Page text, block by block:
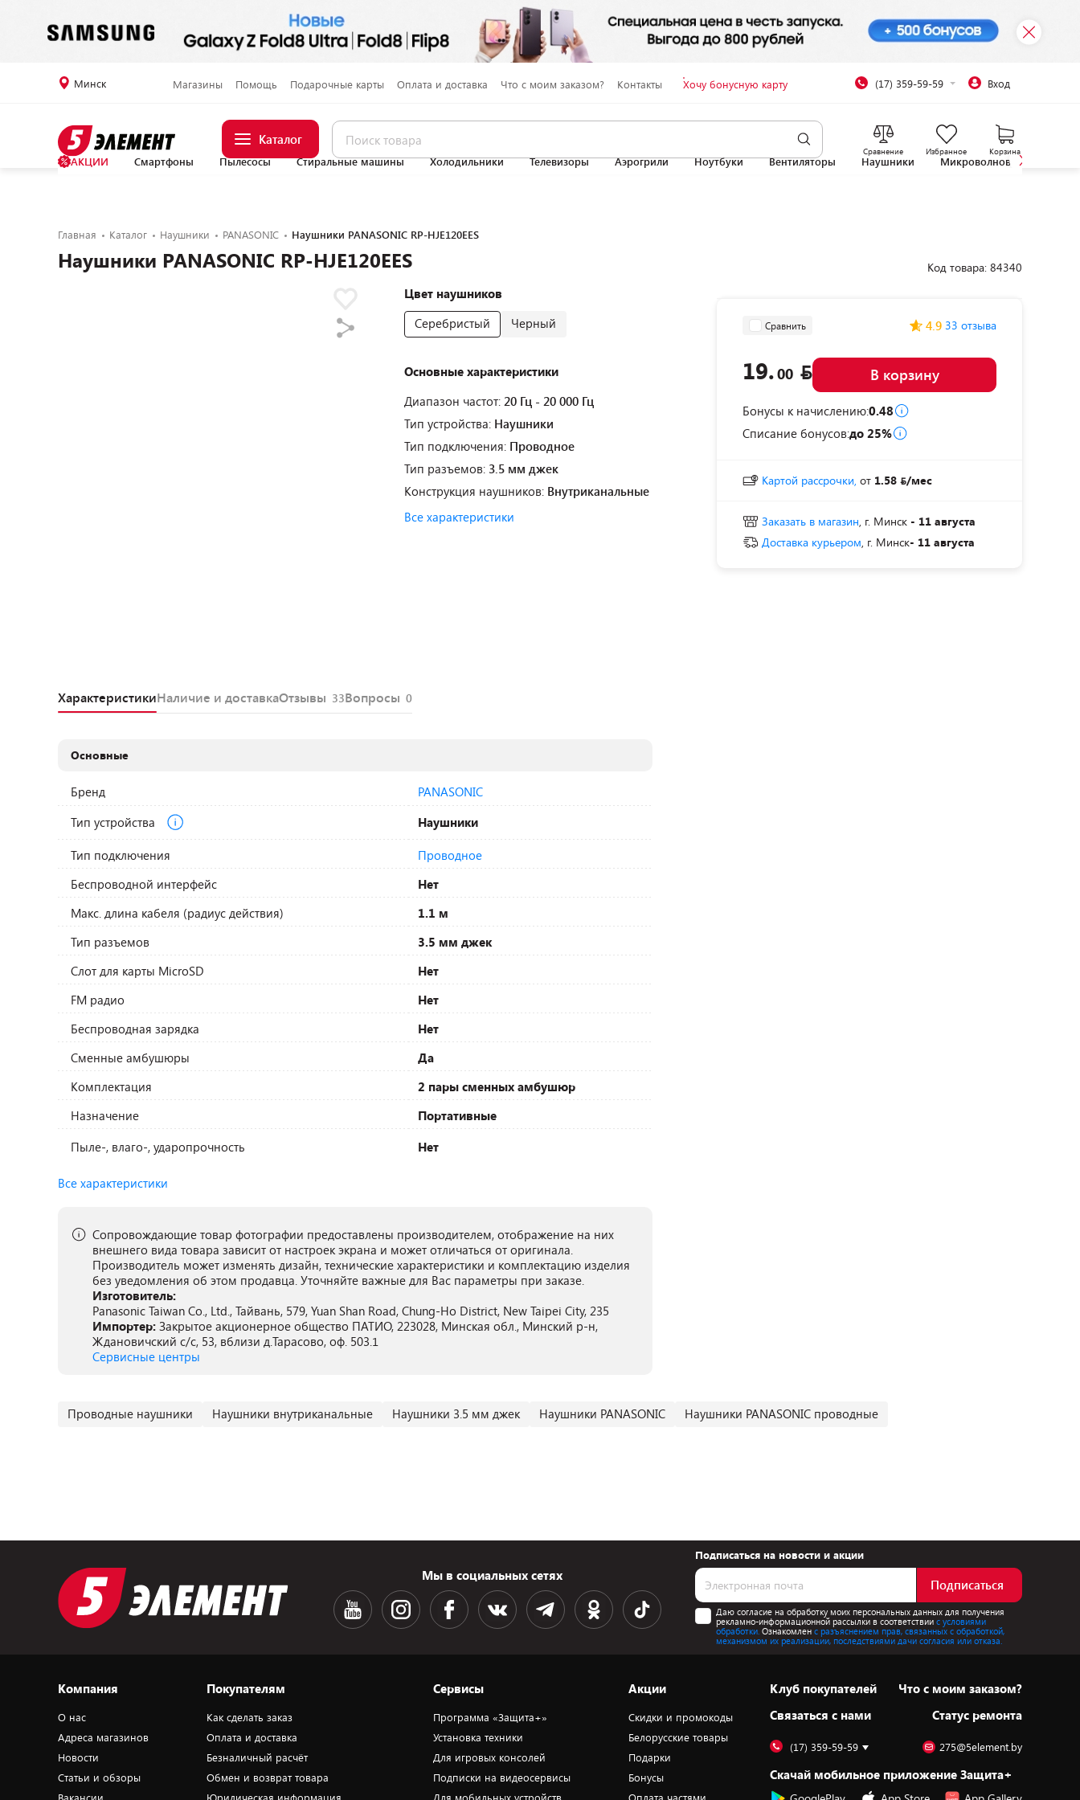
Минск Магазины Помощь Подарочные карты Оплата и доставка Что с моим заказом? Контакты Хочу бонусную карту (17) 359-59-59 Вход
Каталог
Сравнение Избранное Корзина
АКЦИИ Смартфоны Пылесосы Стиральные машины Холодильники Телевизоры Аэрогрили Ноутбуки Вентиляторы Наушники Микроволновые печи
Главная Каталог Наушники PANASONIC Наушники PANASONIC RP-HJE120EES
Наушники PANASONIC RP-HJE120EES
Цвет наушников
Серебристый
Черный
Основные характеристики
Диапазон частот: 20 Гц - 20 000 Гц
Тип устройства: Наушники
Тип подключения: Проводное
Тип разъемов: 3.5 мм джек
Конструкция наушников: Внутриканальные
Все характеристики
Код товара: 84340
Сравнить 4.9 33 отзыва
19.00 В корзину
Бонусы к начислению:0.48
Списание бонусов:до 25%
Картой рассрочки, от 1.58 /мес
Заказать в магазин, г. Минск - 11 августа
Доставка курьером, г. Минск- 11 августа
ХарактеристикиНаличие и доставкаОтзывы 33Вопросы 0
Основные
Бренд
PANASONIC
Тип устройства
Наушники
Тип подключения
Проводное
Беспроводной интерфейс
Нет
Макс. длина кабеля (радиус действия)
1.1 м
Тип разъемов
3.5 мм джек
Слот для карты MicroSD
Нет
FM радио
Нет
Беспроводная зарядка
Нет
Сменные амбушюры
Да
Комплектация
2 пары сменных амбушюр
Назначение
Портативные
Пыле-, влаго-, ударопрочность
Нет
Все характеристики
Сопровождающие товар фотографии предоставлены производителем, отображение на них
внешнего вида товара зависит от настроек экрана и может отличаться от оригинала.
Производитель может изменять дизайн, технические характеристики и комплектацию изделия
без уведомления об этом продавца. Уточняйте важные для Вас параметры при заказе.
Изготовитель:
Panasonic Taiwan Co., Ltd., Тайвань, 579, Yuan Shan Road, Chung-Ho District, New Taipei City, 235
Импортер: Закрытое акционерное общество ПАТИО, 223028, Минская обл., Минский р-н,
Ждановичский с/с, 53, вблизи д.Тарасово, оф. 503.1
Сервисные центры
Проводные наушники Наушники внутриканальные Наушники 3.5 мм джек Наушники PANASONIC Наушники PANASONIC проводные
Мы в социальных сетях
Подписаться на новости и акции
Подписаться
Даю согласие на обработку моих персональных данных для получения
рекламно-информационной рассылки в соответствиис условиями
обработки. Ознакомлен с разъяснением прав, связанных с обработкой,
механизмом их реализации, последствиями дачи согласия или отказа.
Компания
О нас
Адреса магазинов
Новости
Статьи и обзоры
Покупателям
Как сделать заказ
Оплата и доставка
Безналичный расчёт
Обмен и возврат товара
Сервисы
Программа «Защита+»
Установка техники
Для игровых консолей
Подписки на видеосервисы
Акции
Скидки и промокоды
Белорусские товары
Подарки
Бонусы
Клуб покупателей
Cвязаться с нами
Что с моим заказом?
Статус ремонта
(17) 359-59-59 275@5element.by
Скачай мобильное приложение Защита+